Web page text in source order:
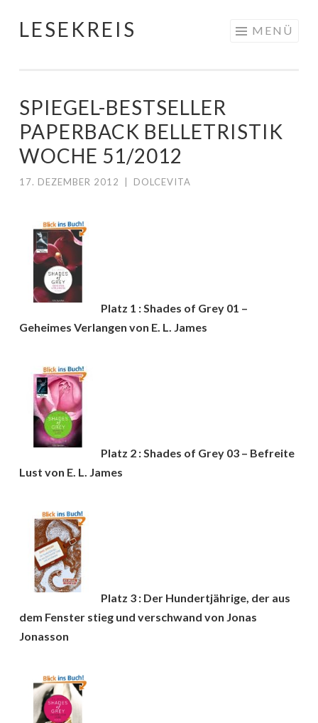
Springe
LESEKREIS MENÜ
SPIEGEL-BESTSELLER
PAPERBACK BELLETRISTIK
WOCHE 51/2012
17. DEZEMBER 2012 DOLCEVITA
Platz 1 : Shades of Grey 01 –
Geheimes Verlangen von E. L. James
Platz 2 : Shades of Grey 03 – Befreite
Lust von E. L. James
Platz 3 : Der Hundertjährige, der aus
dem Fenster stieg und verschwand von Jonas
Jonasson